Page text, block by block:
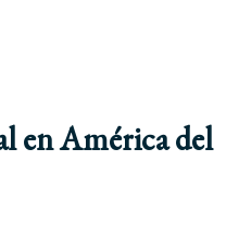
en América del